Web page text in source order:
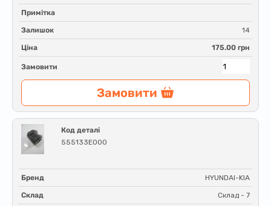
Примітка
Залишок 14
Ціна 175.00 грн
Замовити
Замовити
Код деталі
555133E000
Бренд HYUNDAI-KIA
Склад Склад - 7